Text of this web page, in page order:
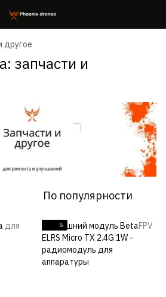
другое
запчасти и
По популярности
5